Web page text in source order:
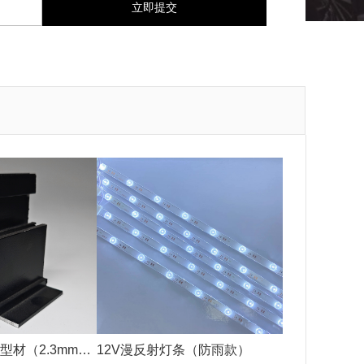
材（2.3mm黑 12V漫反射灯条（防雨款）